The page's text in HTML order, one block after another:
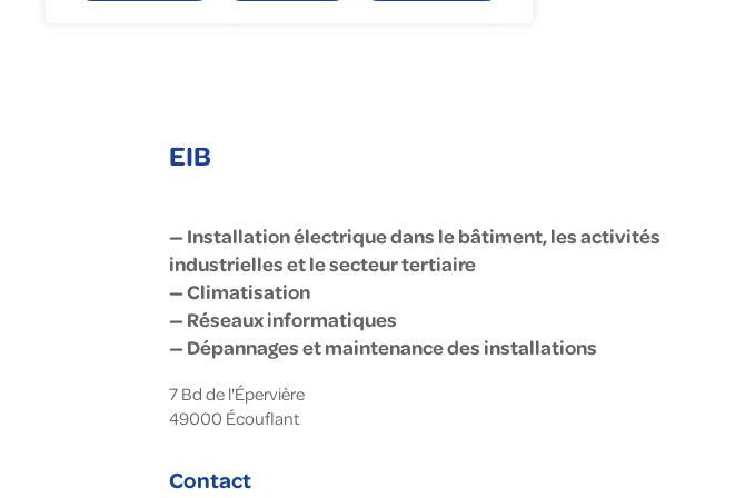
EIB
— Installation électrique dans le bâtiment, les activités
industrielles et le secteur tertiaire
— Climatisation
— Réseaux informatiques
— Dépannages et maintenance des installations
7 Bd de l'Épervière
49000 Écouflant
Contact